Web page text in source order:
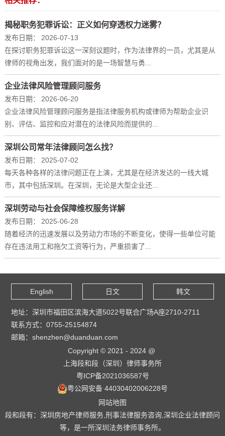
揭秘职务犯罪诉讼：正义如何穿透权力迷雾？
发布日期：
2026-07-13
在探讨职务犯罪诉讼这一深刻议题时，作为法律界的一员，尤其是从
律师的视角出发，我们面对的是一场智慧与勇...
企业法律风险管理顾问服务
发布日期：
2026-06-20
企业法律风险管理顾问服务是指法律服务机构或律师为帮助企业识
别、评估、监控和应对潜在的法律风险而提供的...
深圳公司常年法律顾问怎么找？
发布日期：
2025-07-02
每天各种各样的法律问题正在上演，尤其是在经济发达的一线大城
市，其中包括深圳。在深圳，无论是大型企业还...
深圳劳动与社会保障维权服务详解
发布日期：
2025-06-28
随着经济的迅速发展以及劳动力市场的不断变化，使得一些单位可能
存在违法用工和拖欠工资等行为，严重损害了...
English 日文 韩文
地址：深圳市福田区滨海大道5022号联合广场A座2710-2711
联系方式：0755-25154874
邮箱：shenzhen@duanduan.com
Copyright © 2021 - 2024 @
上海段和段（深圳）律师事务所
粤ICP备2021036587号
粤公网安备 44030402006228号
网站地图
段和段有：深圳房地产律师服务,刑事法律服务咨询,深圳企业法律顾问
等，是一所深圳法务律师事务所。